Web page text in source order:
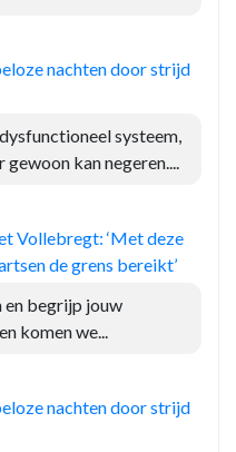
nachten door strijd
systeem,
kan negeren....
Vollebregt: ‘Met deze
de grens bereikt’
en begrijp jouw
komen we...
nachten door strijd